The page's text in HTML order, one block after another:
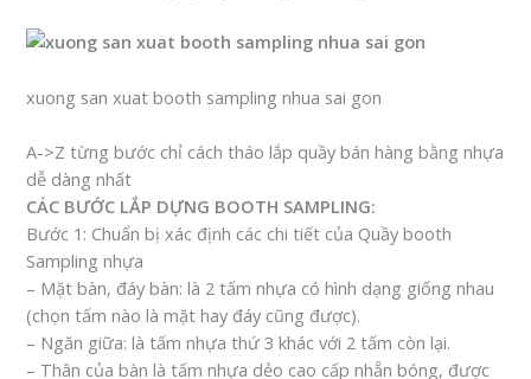
xuong san xuat booth sampling nhua sai gon
A->Z từng bước chỉ cách tháo lắp quầy bán hàng bằng nhựa
dễ dàng nhất
CÁC BƯỚC LẮP DỰNG BOOTH SAMPLING:
Bước 1: Chuẩn bị xác định các chi tiết của Quầy booth
Sampling nhựa
– Mặt bàn, đáy bàn: là 2 tấm nhựa có hình dạng giống nhau
(chọn tấm nào là mặt hay đáy cũng được).
– Ngăn giữa: là tấm nhựa thứ 3 khác với 2 tấm còn lại.
– Thân của bàn là tấm nhựa dẻo cao cấp nhẵn bóng, được